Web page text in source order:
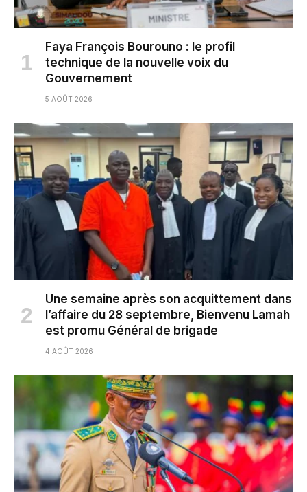
Faya François Bourouno : le profil
technique de la nouvelle voix du
Gouvernement
5 AOÛT 2026
Une semaine après son acquittement dans
l’affaire du 28 septembre, Bienvenu Lamah
est promu Général de brigade
4 AOÛT 2026